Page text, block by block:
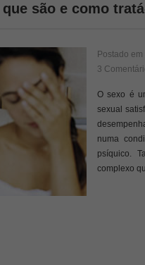
são e como
Postado em
3
O sexo é
sexual
numa
psíquico.
complexo